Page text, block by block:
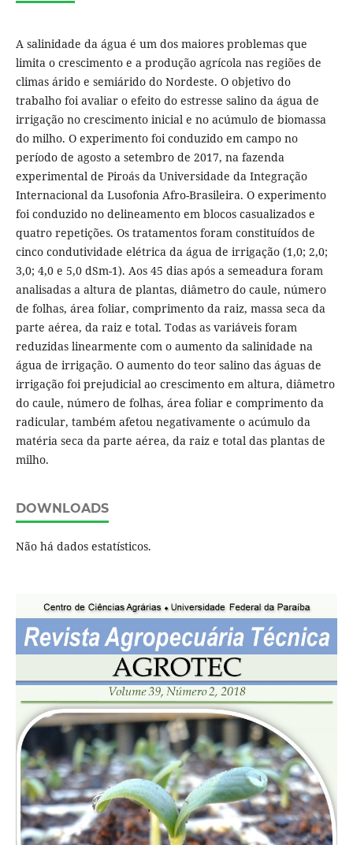
A salinidade da água é um dos maiores problemas que
limita o crescimento e a produção agrícola nas regiões de
climas árido e semiárido do Nordeste. O objetivo do
trabalho foi avaliar o efeito do estresse salino da água de
irrigação no crescimento inicial e no acúmulo de biomassa
do milho. O experimento foi conduzido em campo no
período de agosto a setembro de 2017, na fazenda
experimental de Piroás da Universidade da Integração
Internacional da Lusofonia Afro-Brasileira. O experimento
foi conduzido no delineamento em blocos casualizados e
quatro repetições. Os tratamentos foram constituídos de
cinco condutividade elétrica da água de irrigação (1,0; 2,0;
3,0; 4,0 e 5,0 dSm-1). Aos 45 dias após a semeadura foram
analisadas a altura de plantas, diâmetro do caule, número
de folhas, área foliar, comprimento da raiz, massa seca da
parte aérea, da raiz e total. Todas as variáveis foram
reduzidas linearmente com o aumento da salinidade na
água de irrigação. O aumento do teor salino das águas de
irrigação foi prejudicial ao crescimento em altura, diâmetro
do caule, número de folhas, área foliar e comprimento da
radicular, também afetou negativamente o acúmulo da
matéria seca da parte aérea, da raiz e total das plantas de
milho.
DOWNLOADS
Não há dados estatísticos.